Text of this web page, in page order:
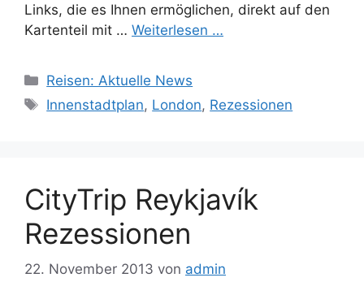
Links, die es Ihnen ermöglichen, direkt auf den
Kartenteil mit … Weiterlesen …
Kategorien
Reisen: Aktuelle News
Schlagwörter
Innenstadtplan, London, Rezessionen
CityTrip Reykjavík
Rezessionen
22. November 2013 von admin